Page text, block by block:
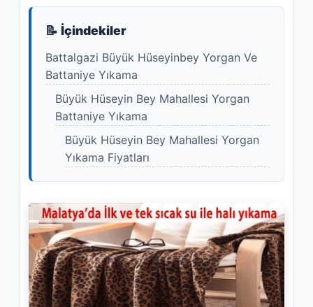
📝 İçindekiler
Battalgazi Büyük Hüseyinbey Yorgan Ve
Battaniye Yıkama
Büyük Hüseyin Bey Mahallesi Yorgan
Battaniye Yıkama
Büyük Hüseyin Bey Mahallesi Yorgan
Yıkama Fiyatları